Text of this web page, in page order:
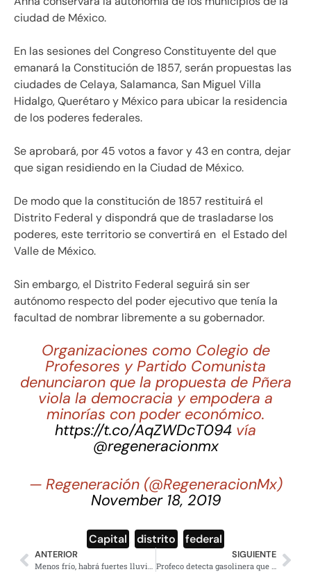
ciudad de México.
En las sesiones del Congreso Constituyente del que
emanará la Constitución de 1857, serán propuestas las
ciudades de Celaya, Salamanca, San Miguel Villa
Hidalgo, Querétaro y México para ubicar la residencia
de los poderes federales.
Se aprobará, por 45 votos a favor y 43 en contra, dejar
que sigan residiendo en la Ciudad de México.
De modo que la constitución de 1857 restituirá el
Distrito Federal y dispondrá que de trasladarse los
poderes, este territorio se convertirá en el Estado del
Valle de México.
Sin embargo, el Distrito Federal seguirá sin ser
autónomo respecto del poder ejecutivo que tenía la
facultad de nombrar libremente a su gobernador.
Organizaciones como Colegio de
Profesores y Partido Comunista
denunciaron que la propuesta de Pñera
viola la democracia y empodera a
minorías con poder económico.
https://t.co/AqZWDcT094 vía
@regeneracionmx
— Regeneración (@RegeneracionMx)
November 18, 2019
Capital distrito federal
ANTERIOR
Menos frío, habrá fuertes lluvias en Baja California Sur
SIGUIENTE
Profeco detecta gasolinera que despachaba 10% menos en Tamaulipas